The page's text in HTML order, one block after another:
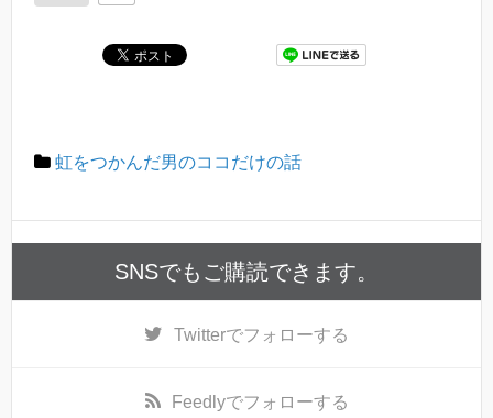
虹をつかんだ男のココだけの話
SNSでもご購読できます。
Twitterでフォローする
Feedlyでフォローする